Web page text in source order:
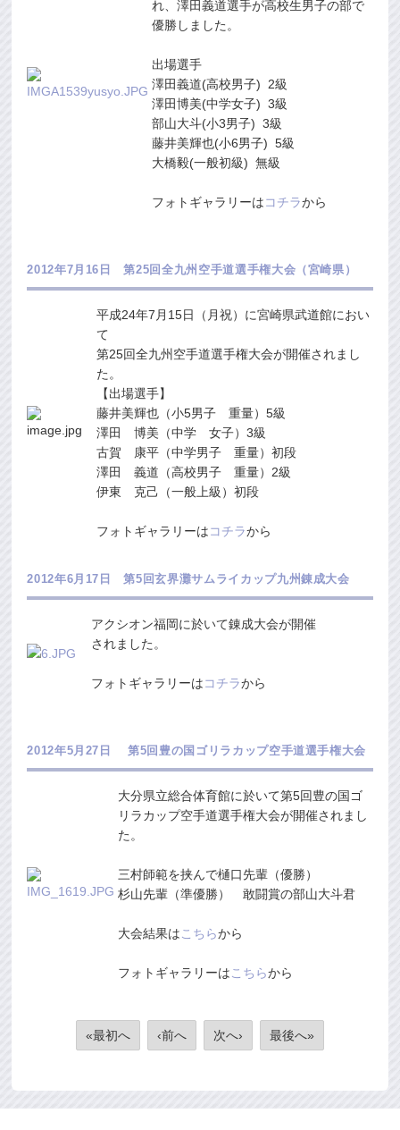
れ、澤田義道選手が高校生男子の部で
優勝しました。
出場選手
澤田義道(高校男子) 2級
澤田博美(中学女子) 3級
部山大斗(小3男子) 3級
藤井美輝也(小6男子) 5級
大橋毅(一般初級) 無級
フォトギャラリーはコチラから
2012年7月16日 第25回全九州空手道選手権大会（宮崎県）
平成24年7月15日（月祝）に宮崎県武道館におい
て
第25回全九州空手道選手権大会が開催されまし
た。
【出場選手】
藤井美輝也（小5男子 重量）5級
澤田 博美（中学 女子）3級
古賀 康平（中学男子 重量）初段
澤田 義道（高校男子 重量）2級
伊東 克己（一般上級）初段
フォトギャラリーはコチラから
2012年6月17日 第5回玄界灘サムライカップ九州錬成大会
アクシオン福岡に於いて錬成大会が開催
されました。
フォトギャラリーはコチラから
2012年5月27日 第5回豊の国ゴリラカップ空手道選手権大会
大分県立総合体育館に於いて第5回豊の国ゴ
リラカップ空手道選手権大会が開催されまし
た。
三村師範を挟んで樋口先輩（優勝）
杉山先輩（準優勝） 敢闘賞の部山大斗君
大会結果は こちらから
フォトギャラリーは こちらから
«最初へ ‹前へ 次へ› 最後へ»